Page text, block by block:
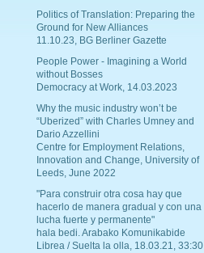
Politics of Translation: Preparing the
Ground for New Alliances
11.10.23, BG Berliner Gazette
People Power - Imagining a World
without Bosses
Democracy at Work, 14.03.2023
Why the music industry won’t be
“Uberized” with Charles Umney and
Dario Azzellini
Centre for Employment Relations,
Innovation and Change, University of
Leeds, June 2022
"Para construir otra cosa hay que
hacerlo de manera gradual y con una
lucha fuerte y permanente"
hala bedi. Arabako Komunikabide
Librea / Suelta la olla, 18.03.21, 33:30